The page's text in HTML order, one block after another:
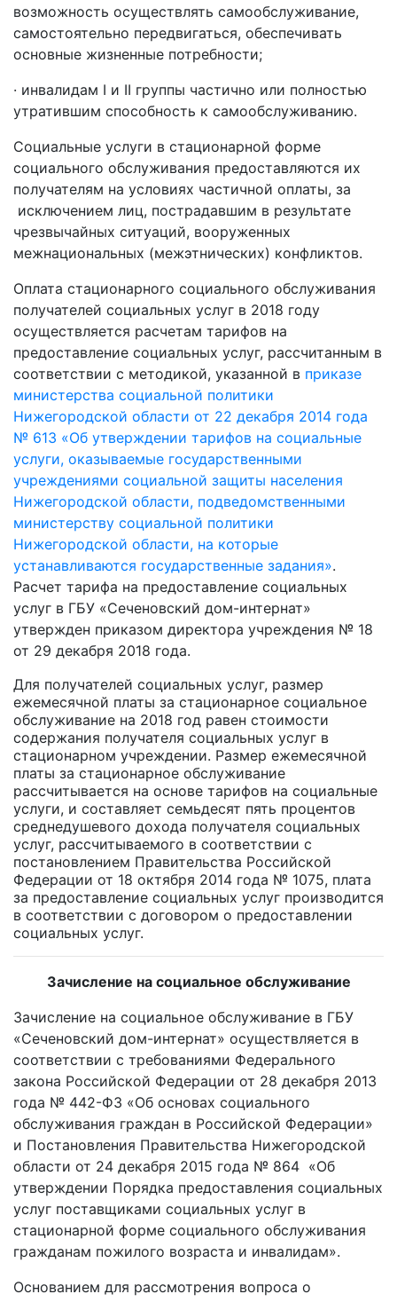
возможность осуществлять самообслуживание,
самостоятельно передвигаться, обеспечивать
основные жизненные потребности;
· инвалидам I и II группы частично или полностью
утратившим способность к самообслуживанию.
Социальные услуги в стационарной форме
социального обслуживания предоставляются их
получателям на условиях частичной оплаты, за
исключением лиц, пострадавшим в результате
чрезвычайных ситуаций, вооруженных
межнациональных (межэтнических) конфликтов.
Оплата стационарного социального обслуживания
получателей социальных услуг в 2018 году
осуществляется расчетам тарифов на
предоставление социальных услуг, рассчитанным в
соответствии с методикой, указанной в приказе
министерства социальной политики
Нижегородской области от 22 декабря 2014 года
№ 613 «Об утверждении тарифов на социальные
услуги, оказываемые государственными
учреждениями социальной защиты населения
Нижегородской области, подведомственными
министерству социальной политики
Нижегородской области, на которые
устанавливаются государственные задания».
Расчет тарифа на предоставление социальных
услуг в ГБУ «Сеченовский дом-интернат»
утвержден приказом директора учреждения № 18
от 29 декабря 2018 года.
Для получателей социальных услуг, размер
ежемесячной платы за стационарное социальное
обслуживание на 2018 год равен стоимости
содержания получателя социальных услуг в
стационарном учреждении. Размер ежемесячной
платы за стационарное обслуживание
рассчитывается на основе тарифов на социальные
услуги, и составляет семьдесят пять процентов
среднедушевого дохода получателя социальных
услуг, рассчитываемого в соответствии с
постановлением Правительства Российской
Федерации от 18 октября 2014 года № 1075, плата
за предоставление социальных услуг производится
в соответствии с договором о предоставлении
социальных услуг.
Зачисление на социальное обслуживание
Зачисление на социальное обслуживание в ГБУ
«Сеченовский дом-интернат» осуществляется в
соответствии с требованиями Федерального
закона Российской Федерации от 28 декабря 2013
года № 442-ФЗ «Об основах социального
обслуживания граждан в Российской Федерации»
и Постановления Правительства Нижегородской
области от 24 декабря 2015 года № 864 «Об
утверждении Порядка предоставления социальных
услуг поставщиками социальных услуг в
стационарной форме социального обслуживания
гражданам пожилого возраста и инвалидам».
Основанием для рассмотрения вопроса о